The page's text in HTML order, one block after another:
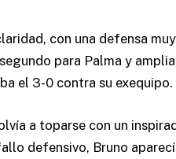
con una defensa
para Palma y
el 3-0 contra su exequipo.
a toparse con un
defensivo, Bruno